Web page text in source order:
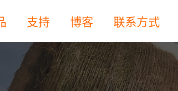
支持 博客 联系方式